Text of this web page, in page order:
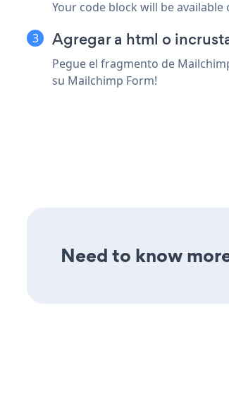
Your code block will be
Agregar a html o
Pegue el fragmento de
su Mailchimp Form!
Need to know